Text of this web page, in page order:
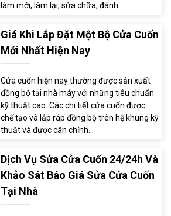
làm mới, làm lại, sửa chữa, đánh...
Giá Khi Lắp Đặt Một Bộ Cửa Cuốn
Mới Nhất Hiện Nay
Cửa cuốn hiện nay thường được sản xuất
đồng bộ tại nhà máy với những tiêu chuẩn
kỹ thuật cao. Các chi tiết cửa cuốn được
chế tạo và lắp ráp đồng bộ trên hệ khung kỹ
thuật và được cân chỉnh...
Dịch Vụ Sửa Cửa Cuốn 24/24h Và
Khảo Sát Báo Giá Sửa Cửa Cuốn
Tại Nhà